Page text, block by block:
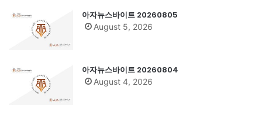
아자뉴스바이트 20260805
August 5, 2026
아자뉴스바이트 20260804
August 4, 2026